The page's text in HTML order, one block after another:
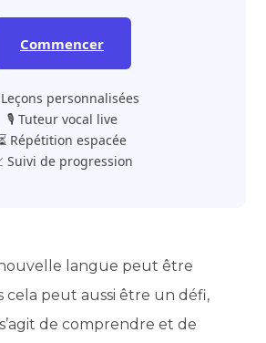
Commencer
personnalisées
🎙️ Tuteur vocal live
Répétition espacée
Suivi de progression
langue peut être
cela peut aussi être un défi,
de comprendre et de